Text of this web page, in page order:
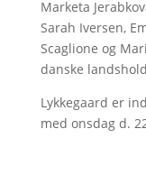
Marketa
Sarah Iversen,
Scaglione og
danske
Lykkegaard er
med onsdag d.